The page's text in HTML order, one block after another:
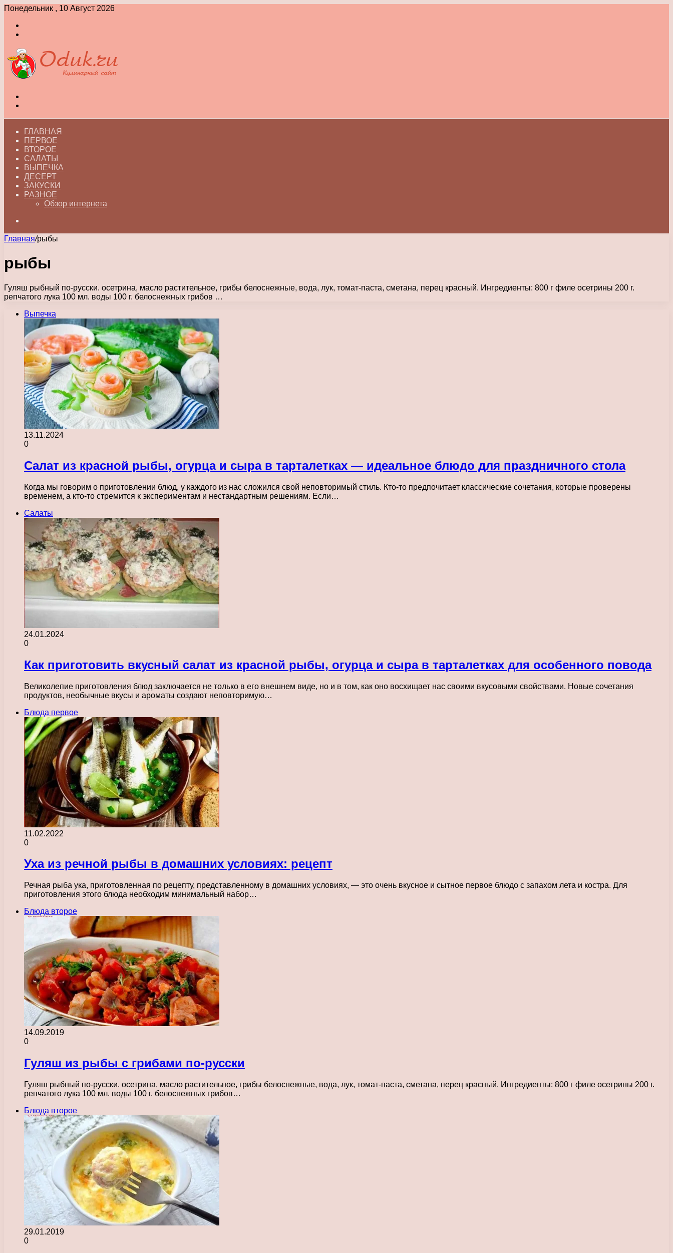
Понедельник , 10 Август 2026
ГЛАВНАЯ
ПЕРВОЕ
ВТОРОЕ
САЛАТЫ
ВЫПЕЧКА
ДЕСЕРТ
ЗАКУСКИ
РАЗНОЕ
Обзор интернета
Главная/рыбы
рыбы
Гуляш рыбный по-русски. осетрина, масло растительное, грибы белоснежные, вода, лук, томат-паста, сметана, перец красный. Ингредиенты: 800 г филе осетрины 200 г.
репчатого лука 100 мл. воды 100 г. белоснежных грибов …
Выпечка
13.11.2024
0
Салат из красной рыбы, огурца и сыра в тарталетках — идеальное блюдо для праздничного стола
Когда мы говорим о приготовлении блюд, у каждого из нас сложился свой неповторимый стиль. Кто-то предпочитает классические сочетания, которые проверены
временем, а кто-то стремится к экспериментам и нестандартным решениям. Если…
Салаты
24.01.2024
0
Как приготовить вкусный салат из красной рыбы, огурца и сыра в тарталетках для особенного повода
Великолепие приготовления блюд заключается не только в его внешнем виде, но и в том, как оно восхищает нас своими вкусовыми свойствами. Новые сочетания
продуктов, необычные вкусы и ароматы создают неповторимую…
Блюда первое
11.02.2022
0
Уха из речной рыбы в домашних условиях: рецепт
Речная рыба ука, приготовленная по рецепту, представленному в домашних условиях, — это очень вкусное и сытное первое блюдо с запахом лета и костра. Для
приготовления этого блюда необходим минимальный набор…
Блюда второе
14.09.2019
0
Гуляш из рыбы с грибами по-русски
Гуляш рыбный по-русски. осетрина, масло растительное, грибы белоснежные, вода, лук, томат-паста, сметана, перец красный. Ингредиенты: 800 г филе осетрины 200 г.
репчатого лука 100 мл. воды 100 г. белоснежных грибов…
Блюда второе
29.01.2019
0